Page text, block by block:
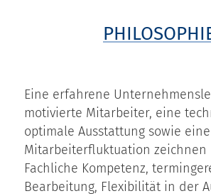
Eine erfahrene
motivierte Mitarbeiter, eine
optimale Ausstattung sowie
Mitarbeiterfluktuation zeichnen
Fachliche Kompetenz,
Bearbeitung, Flexibilität in der